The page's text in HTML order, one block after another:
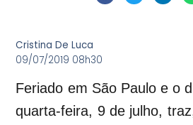
Cristina De Luca
09/07/2019 08h30
Feriado em São Paulo e o
quarta-feira, 9 de julho,